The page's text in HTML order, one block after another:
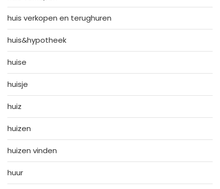
huis verkopen en terughuren
huis&hypotheek
huise
huisje
huiz
huizen
huizen vinden
huur